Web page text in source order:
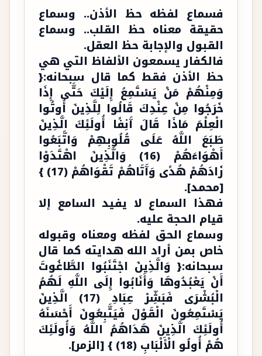
فسماع لفظه حظ الأذن.. وسماع
حقيقة معناه حظ القلب.. وسماع
القبول والإجابة حظ العقل.
فالكفار يسمعون الألفاظ التي هي
حظ الأذن فقط كما قال سبحانه:{
وَمِنْهُمْ مَنْ يَسْتَمِعُ إِلَيْكَ حَتَّى إِذَا
خَرَجُوا مِنْ عِنْدِكَ قَالُوا لِلَّذِينَ أُوتُوا
الْعِلْمَ مَاذَا قَالَ آَنِفًا أُولَئِكَ الَّذِينَ
طَبَعَ اللَّهُ عَلَى قُلُوبِهِمْ وَاتَّبَعُوا
أَهْوَاءَهُمْ (16) وَالَّذِينَ اهْتَدَوْا
زَادَهُمْ هُدًى وَآَتَاهُمْ تَقْوَاهُمْ (17) }
[محمد].
فهذا السماع لا يفيد السامع إلا
قيام الحجة عليه.
وسماع الحق لفظه ومعناه وقبوله
خاص بمن أراد الله هدايته كما قال
سبحانه:{ وَالَّذِينَ اجْتَنَبُوا الطَّاغُوتَ
أَنْ يَعْبُدُوهَا وَأَنَابُوا إِلَى اللَّهِ لَهُمُ
الْبُشْرَى فَبَشِّرْ عِبَادِ (17) الَّذِينَ
يَسْتَمِعُونَ الْقَوْلَ فَيَتَّبِعُونَ أَحْسَنَهُ
أُولَئِكَ الَّذِينَ هَدَاهُمُ اللَّهُ وَأُولَئِكَ
هُمْ أُولُو الْأَلْبَابِ (18) } [الزمر].